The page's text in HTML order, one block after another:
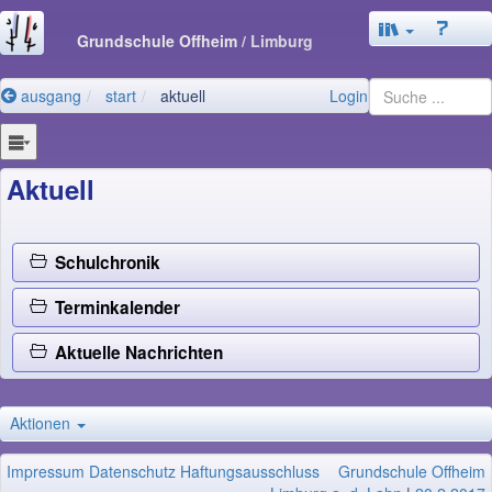
Grundschule Offheim / Limburg
ausgang start aktuell Login
Aktuell
Schulchronik
Terminkalender
Aktuelle Nachrichten
Aktionen
Impressum Datenschutz Haftungsausschluss
Grundschule Offheim